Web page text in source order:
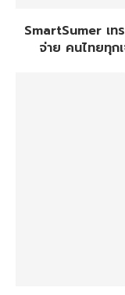
SmartSumer เท
จ่าย คนไทยทุก